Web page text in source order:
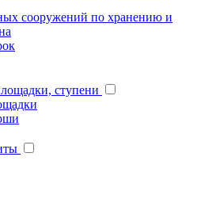
сооружений по хранению и
ступени